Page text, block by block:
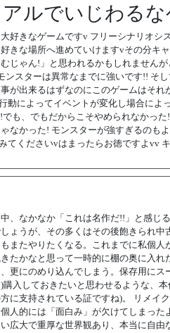
ルでいじわる
好きなゲームですv フリーシナリオ
きな場所へ進めていけますvその分
じゃん!」と思われるかもしれません
ンスターは異常なまでに強いです!! そ
が出来るはずなのにこのゲームはそ
動によってイベントが変化し場合に
も、でもだからこそやめられなかっ
なかった! モンスターが強すぎるのも
てくださいvはまったらお徳ですよvv
、なかなか「これは名作だ!!」と感じ
ょうが、その多くはその後飽きられ
またやりたくなる。これまでに私個
たかなと思って一時的に棚の奥に入
更にのめり込んでしまう。保存用に
入しておきたいと思わせるような、
に支持されている証ですね)。 リメイ
人的には「面白み」が欠けてしまっ
広大で重厚な世界観あり、本当に自